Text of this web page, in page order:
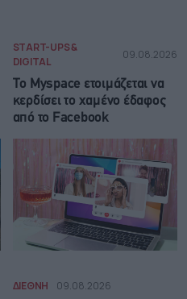
START-UPS &
DIGITAL
09.08.2026
Το Myspace ετοιμάζεται να
κερδίσει το χαμένο έδαφος
από το Facebook
ΔΙΕΘΝΗ 09.08.2026